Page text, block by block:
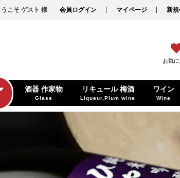
うこそ ゲスト 様 会員ログイン マイページ 新
お気
酒器 作家物
Glass
リキュール 梅酒
Liqueur,Plum wine
ワイン
Wine